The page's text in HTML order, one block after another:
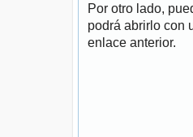
Por otro lado,
podrá abrirlo con
enlace anterior.